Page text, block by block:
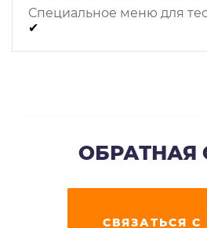
Специальное меню для
✔
ОБРАТНАЯ
СВЯЗАТЬСЯ